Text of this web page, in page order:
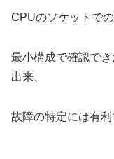
CPUのソケットで
最小構成で確認で
出来、
故障の特定には有利